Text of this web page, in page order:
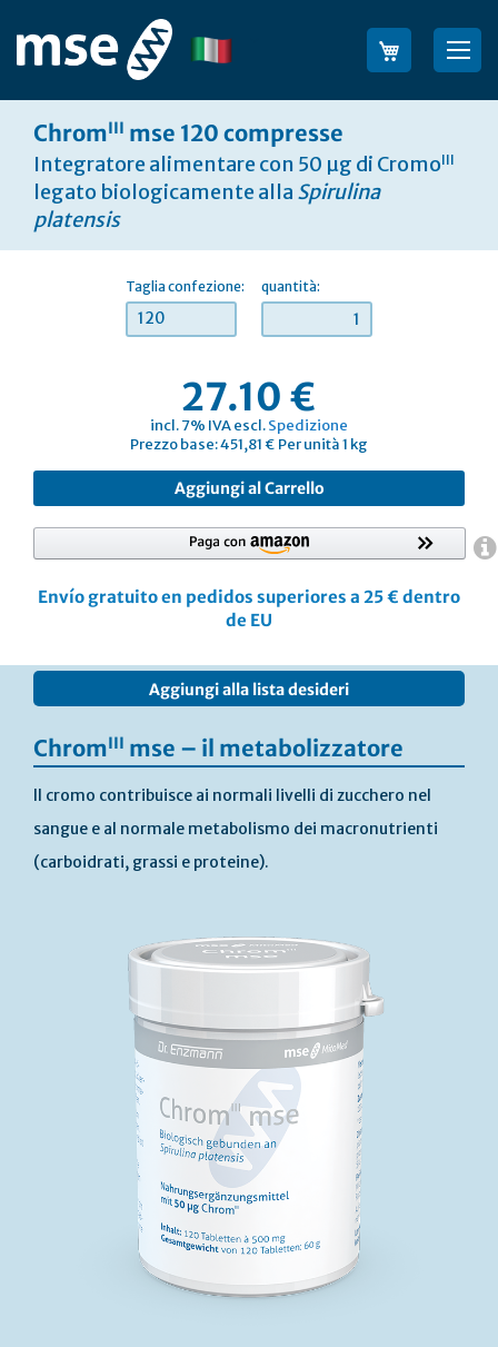
contenuto
Lingua
ChromIII mse 120 compresse
Integratore alimentare con 50 µg di CromoIII
legato biologicamente alla Spirulina
platensis
Taglia confezione:
120
quantità:
27.10 €
incl. 7% IVA escl.Spedizione
Prezzo base: 451,81 € Per unità 1 kg
Aggiungi al Carrello
Aggiungi alla lista desideri
Envío gratuito en pedidos superiores a 25 € dentro
de EU
della
galleria
ChromIII mse – il metabolizzatore
Il cromo contribuisce ai normali livelli di zucchero nel
sangue e al normale metabolismo dei macronutrienti
(carboidrati, grassi e proteine).